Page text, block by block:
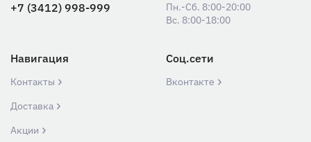
+7 (3412) 998-999
Пн.-Сб. 8:00-20:00
Вс. 8:00-18:00
Навигация
Контакты
Доставка
Акции
Соц.сети
Вконтакте